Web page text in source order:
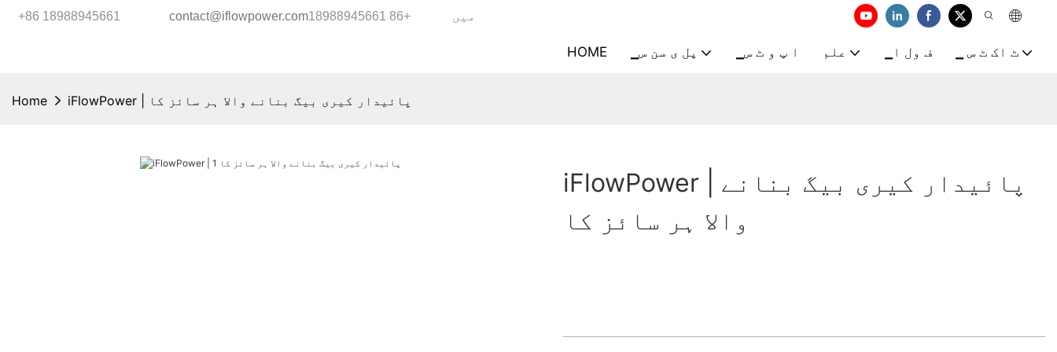
+86 18988945661 contact@iflowpower.com میں +86 18988945661
HOME ▁پل ی سن س ▁ا پ و ٹ س علم ▁ف ول ا ▁ ٹ اک ٹ س
Home iFlowPower | پائیدار کیری بیگ بنانے والا ہر سائز کا
iFlowPower | پائیدار کیری بیگ بنانے
والا ہر سائز کا